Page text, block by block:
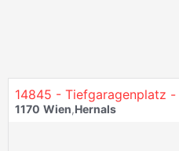
14845 - Tiefgaragenplatz -
1170 Wien,Hernals